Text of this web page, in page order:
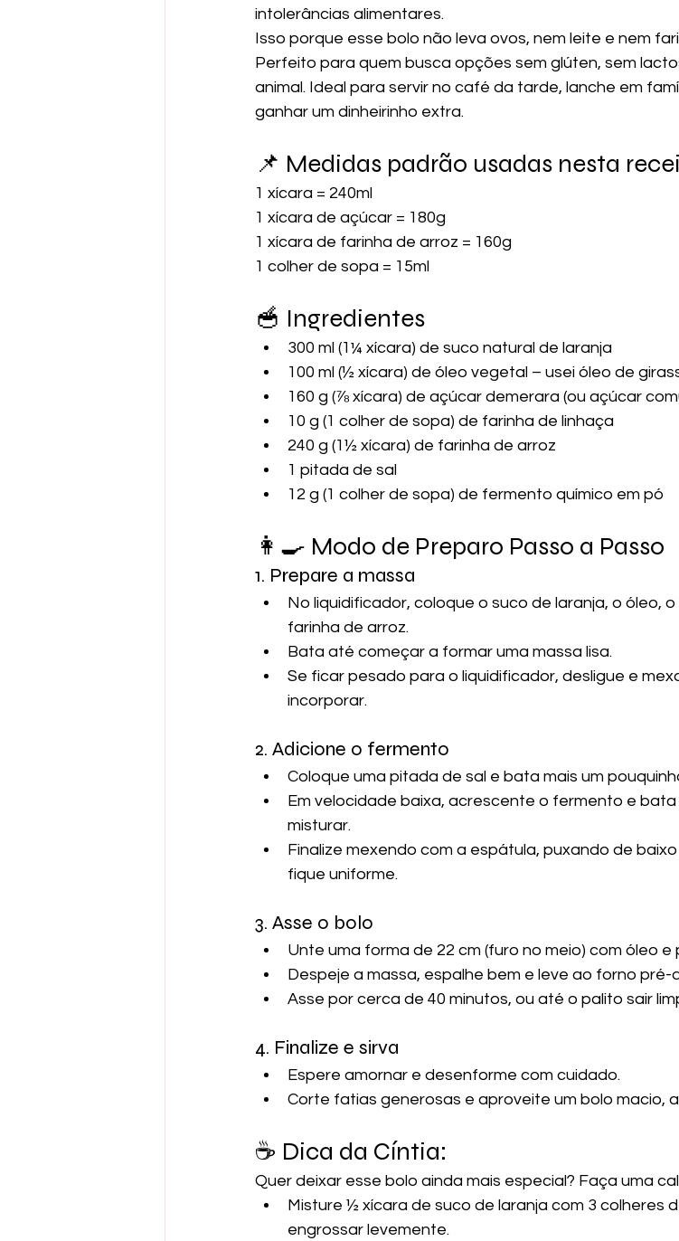
intolerâncias alimentares.
Isso porque esse bolo não leva ovos, nem leite e nem
Perfeito para quem busca opções sem glúten, sem
animal. Ideal para servir no café da tarde, lanche em
ganhar um dinheirinho extra.
📌 Medidas padrão usadas nesta
1 xícara = 240ml
1 xícara de açúcar = 180g
1 xícara de farinha de arroz = 160g
1 colher de sopa = 15ml
🥣 Ingredientes
300 ml (1¼ xícara) de suco natural de laranja
100 ml (½ xícara) de óleo vegetal – usei óleo de
160 g (⅞ xícara) de açúcar demerara (ou açúcar
10 g (1 colher de sopa) de farinha de linhaça
240 g (1½ xícara) de farinha de arroz
1 pitada de sal
12 g (1 colher de sopa) de fermento químico em pó
👩‍🍳 Modo de Preparo Passo a Passo
1. Prepare a massa
No liquidificador, coloque o suco de laranja, o óleo,
farinha de arroz.
Bata até começar a formar uma massa lisa.
Se ficar pesado para o liquidificador, desligue e
incorporar.
2. Adicione o fermento
Coloque uma pitada de sal e bata mais um
Em velocidade baixa, acrescente o fermento e
misturar.
Finalize mexendo com a espátula, puxando de
fique uniforme.
3. Asse o bolo
Unte uma forma de 22 cm (furo no meio) com óleo e
Despeje a massa, espalhe bem e leve ao forno pré-
Asse por cerca de 40 minutos, ou até o palito sair
4. Finalize e sirva
Espere amornar e desenforme com cuidado.
Corte fatias generosas e aproveite um bolo macio,
☕ Dica da Cíntia:
Quer deixar esse bolo ainda mais especial? Faça uma
Misture ½ xícara de suco de laranja com 3 colheres
engrossar levemente.